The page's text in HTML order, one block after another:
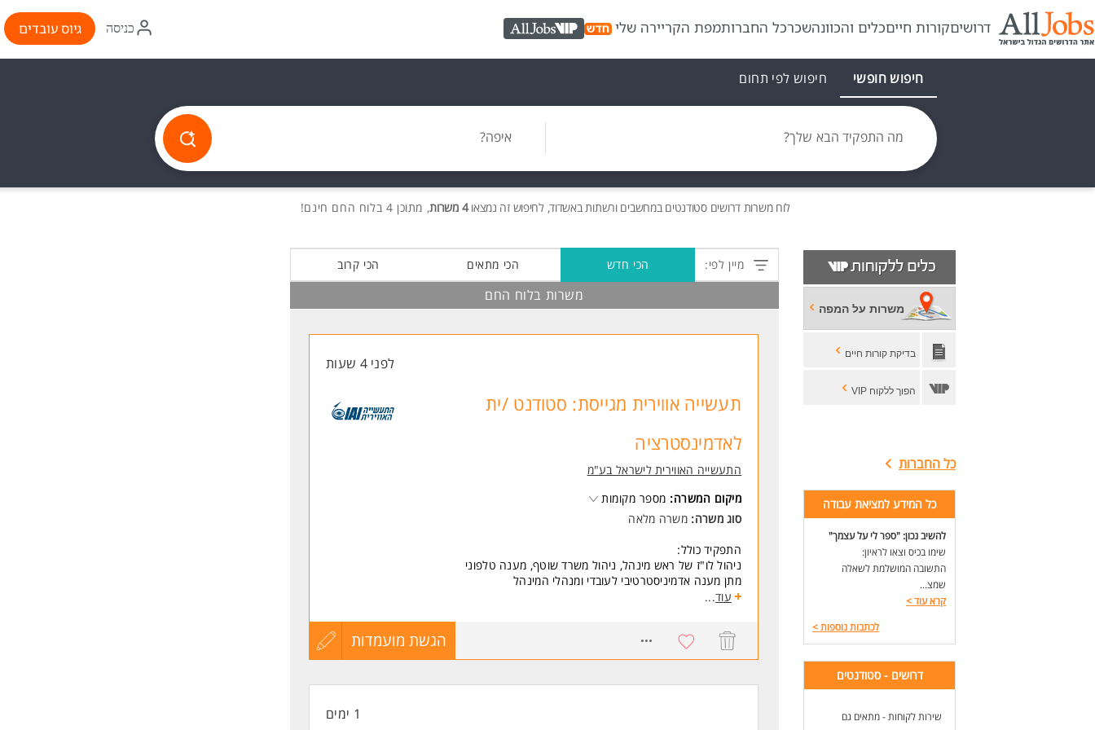
דרושיםקורות חייםכלים והכוונהשכרכל החברותמפת הקריירה שלי AllJobs VIP
איקון
התחברות
כניסה גיוס עובדים
חיפוש חופשי חיפוש לפי תחום
מה התפקיד הבא שלך? איפה?
לוח משרותדרושים סטודנטים במחשבים ורשתות באשדוד, לחיפוש זה נמצאו4 משרות , מתוכן 4 בלוח החם חינם!
משרות על המפה
בדיקת קורות חיים
הפוך ללקוח VIP
כל החברות
כל המידע למציאת עבודה
להשיב נכון: "ספר לי על עצמך"
שימו בכיס וצאו לראיון:
התשובה המושלמת לשאלה
שמצ...
קרא עוד>
לכתבות נוספות>
דרושים - סטודנטים
שירות לקוחות - מתאים גם
מיין לפי: הכי חדש הכי מתאים הכי קרוב
משרות בלוח החם
לפני 4 שעות
תעשייה אווירית מגייסת: סטודנט /ית
לאדמינסטרציה
התעשייה האווירית לישראל בע"מ
מיקום המשרה: מספר מקומות
סוג משרה: משרה מלאה
התפקיד כולל:
ניהול לו"ז של ראש מינהל, ניהול משרד שוטף, מענה טלפוני
מתן מענה אדמיניסטרטיבי לעובדי ומנהלי המינהל
סיוע וניהול פעילויות חברתיות של העובדים במינהל
דרישות:
סטודנט/ית לתואר ראשון/שני- חובה
זמינות בין 3/4 ימי עבודה בשבוע- חובה
עוד...
הגשת מועמדות
עדכון
1 ימים